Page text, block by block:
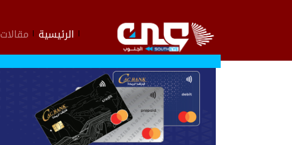
الرئيسية مقالات